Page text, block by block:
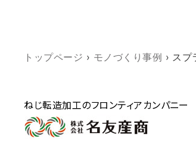
トップページ › モノづくり事例 › スプ
ねじ転造加工のフロンティアカンパニー